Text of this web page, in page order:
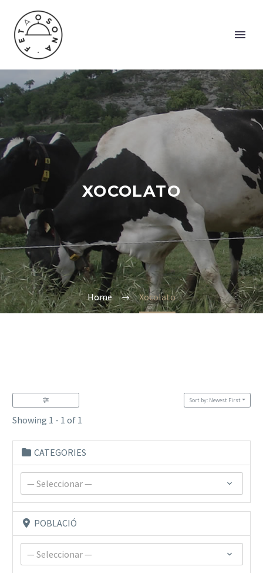
XOCOLATO
Home Xocolato
Showing 1 - 1 of 1
Sort by: Newest First
CATEGORIES
— Seleccionar —
POBLACIÓ
— Seleccionar —